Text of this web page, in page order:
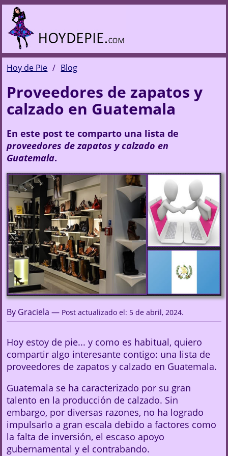
Hoy de Pie Blog
Proveedores de zapatos y
calzado en Guatemala
En este post te comparto una lista de
proveedores de zapatos y calzado en
Guatemala.
By Graciela — Post actualizado el: 5 de abril, 2024.
Hoy estoy de pie... y como es habitual, quiero
compartir algo interesante contigo: una lista de
proveedores de zapatos y calzado en Guatemala.
Guatemala se ha caracterizado por su gran
talento en la producción de calzado. Sin
embargo, por diversas razones, no ha logrado
impulsarlo a gran escala debido a factores como
la falta de inversión, el escaso apoyo
gubernamental y el contrabando.